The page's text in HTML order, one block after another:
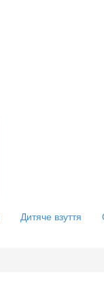
Дитяче взуття